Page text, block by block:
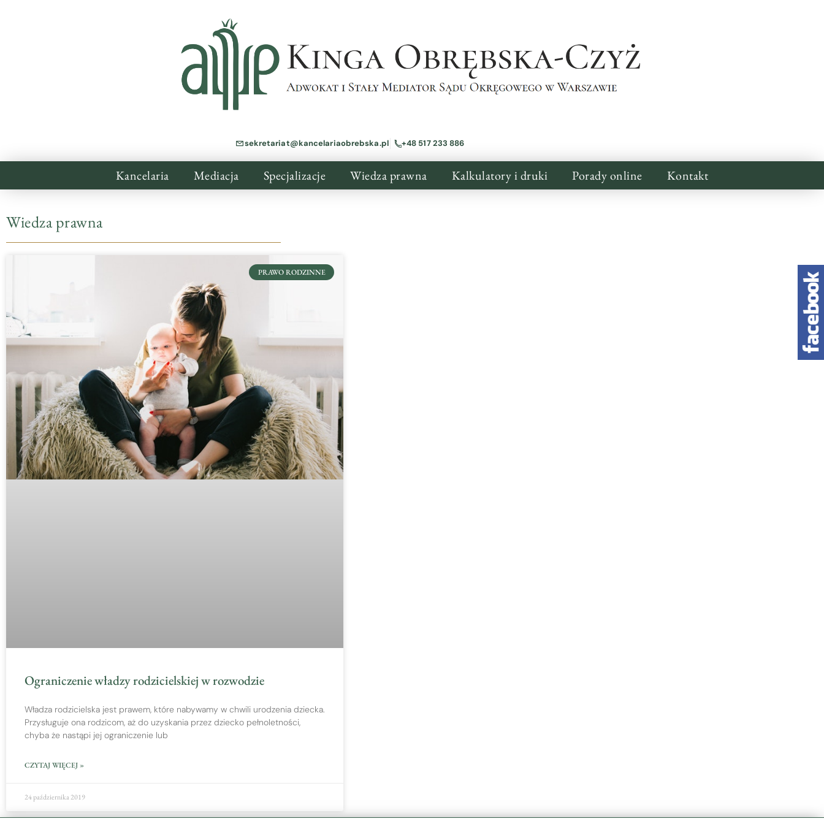
sekretariat@kancelariaobrebska.pl +48 517 233 886
Kancelaria Mediacja Specjalizacje Wiedza prawna Kalkulatory i druki Porady online Kontakt
Wiedza prawna
PRAWO RODZINNE
Ograniczenie władzy rodzicielskiej w rozwodzie
Władza rodzicielska jest prawem, które nabywamy w chwili urodzenia dziecka.
Przysługuje ona rodzicom, aż do uzyskania przez dziecko pełnoletności,
chyba że nastąpi jej ograniczenie lub
CZYTAJ WIĘCEJ »
24 października 2019